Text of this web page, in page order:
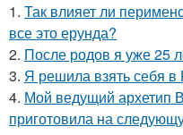
1. Так влияет ли
все это ерунда?
2. После родов я уже 25
3. Я решила взять себя
4. Мой ведущий архетип
приготовила на